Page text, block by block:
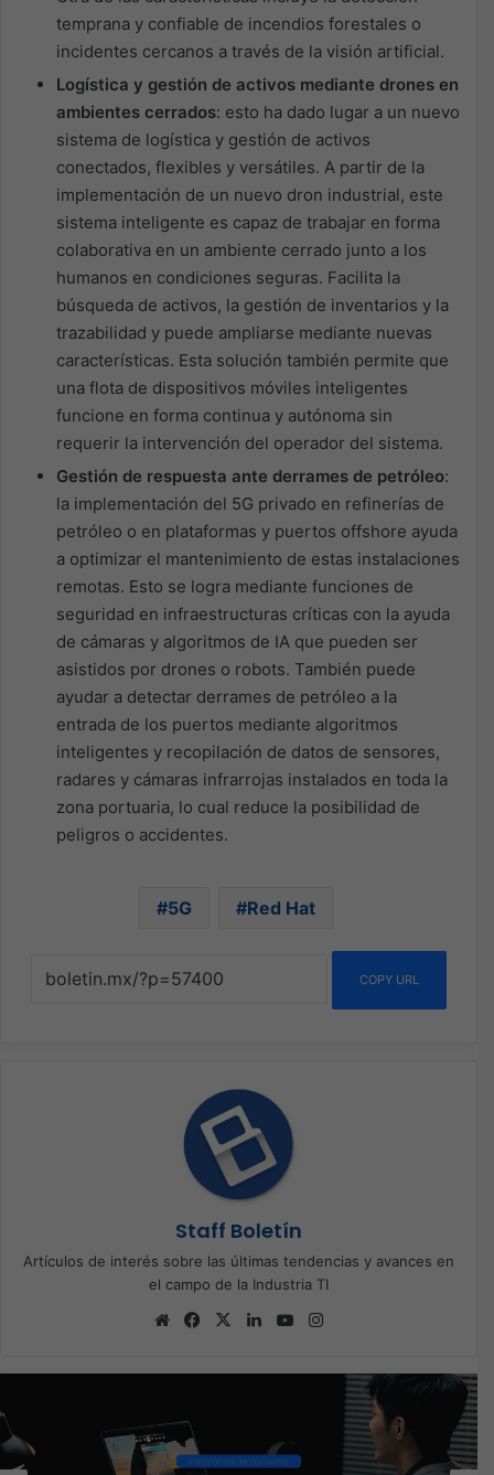
temprana y confiable de incendios forestales o
incidentes cercanos a través de la visión artificial.
Logística y gestión de activos mediante drones en
ambientes cerrados: esto ha dado lugar a un nuevo
sistema de logística y gestión de activos
conectados, flexibles y versátiles. A partir de la
implementación de un nuevo dron industrial, este
sistema inteligente es capaz de trabajar en forma
colaborativa en un ambiente cerrado junto a los
humanos en condiciones seguras. Facilita la
búsqueda de activos, la gestión de inventarios y la
trazabilidad y puede ampliarse mediante nuevas
características. Esta solución también permite que
una flota de dispositivos móviles inteligentes
funcione en forma continua y autónoma sin
requerir la intervención del operador del sistema.
Gestión de respuesta ante derrames de petróleo:
la implementación del 5G privado en refinerías de
petróleo o en plataformas y puertos offshore ayuda
a optimizar el mantenimiento de estas instalaciones
remotas. Esto se logra mediante funciones de
seguridad en infraestructuras críticas con la ayuda
de cámaras y algoritmos de IA que pueden ser
asistidos por drones o robots. También puede
ayudar a detectar derrames de petróleo a la
entrada de los puertos mediante algoritmos
inteligentes y recopilación de datos de sensores,
radares y cámaras infrarrojas instalados en toda la
zona portuaria, lo cual reduce la posibilidad de
peligros o accidentes.
5G Red Hat
COPY URL
Staff Boletín
Artículos de interés sobre las últimas tendencias y avances en
el campo de la Industria TI
Sitio
Facebook
X LinkedInYouTube
Ciberseguridad